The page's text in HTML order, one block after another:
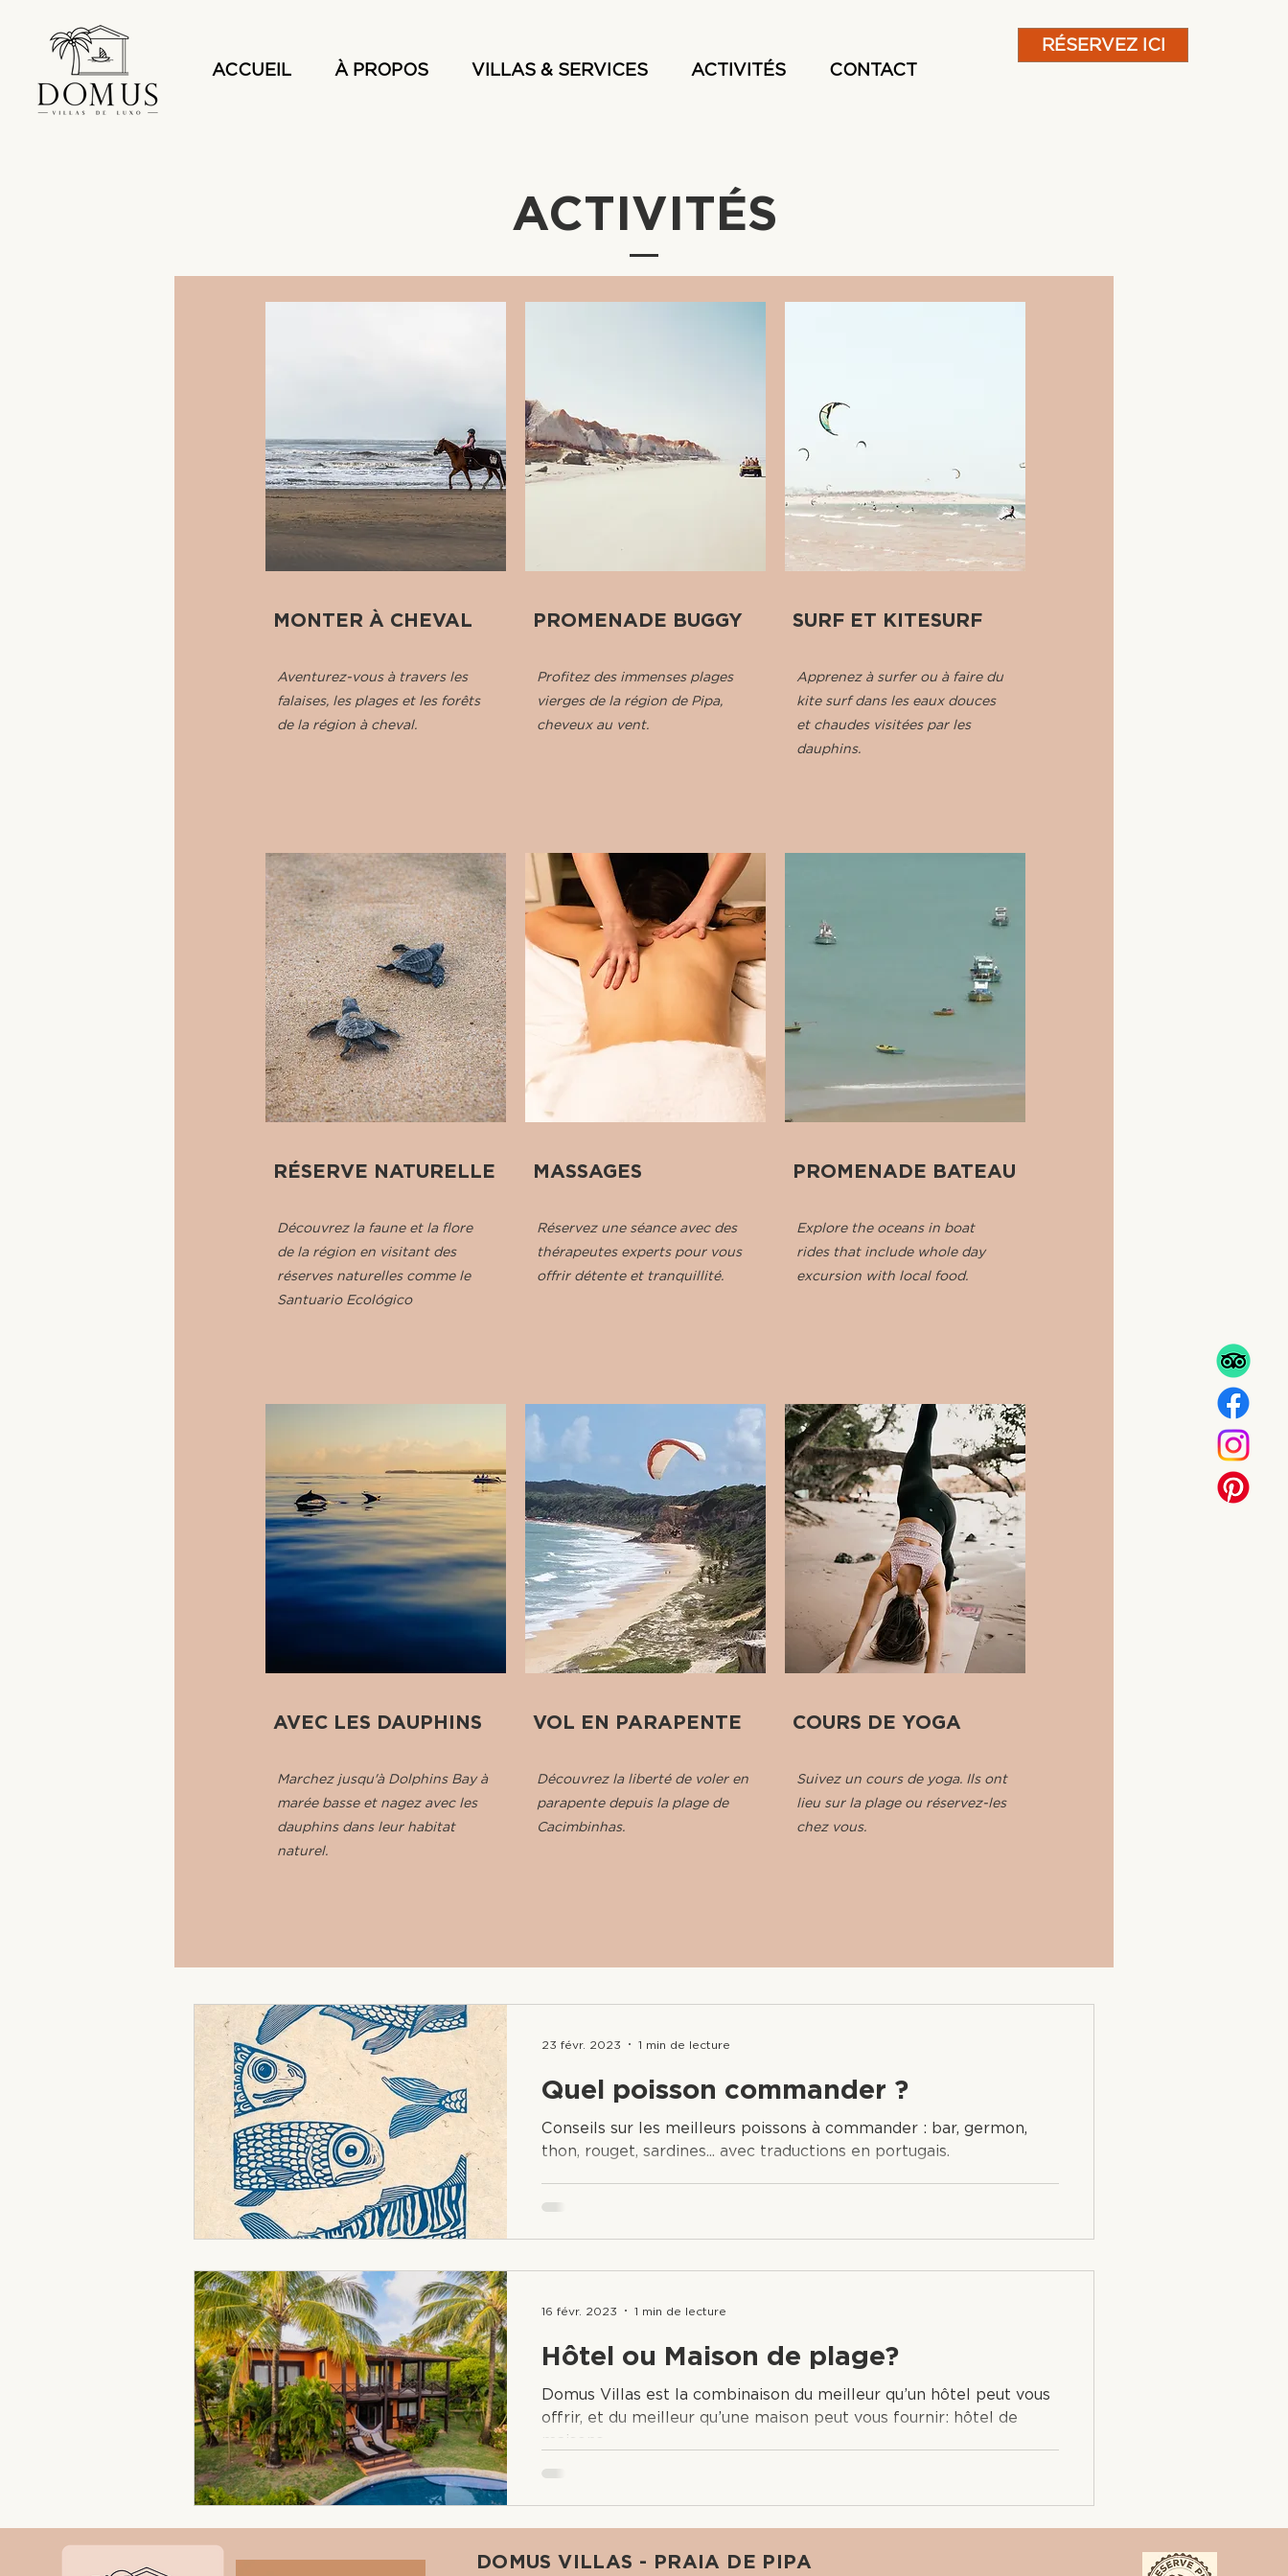
ACCUEIL À PROPOS VILLAS & SERVICES ACTIVITÉS CONTACT
RÉSERVEZ ICI
ACTIVITÉS
MONTER À CHEVAL
Aventurez-vous à travers les
falaises, les plages et les forêts
de la région à cheval.
RÉSERVE NATURELLE
Découvrez la faune et la flore
de la région en visitant des
réserves naturelles comme le
Santuario Ecológico
AVEC LES DAUPHINS
Marchez jusqu'à Dolphins Bay à
marée basse et nagez avec les
dauphins dans leur habitat
naturel.
PROMENADE BUGGY
Profitez des immenses plages
vierges de la région de Pipa,
cheveux au vent.
MASSAGES
Réservez une séance avec des
thérapeutes experts pour vous
offrir détente et tranquillité.
VOL EN PARAPENTE
Découvrez la liberté de voler en
parapente depuis la plage de
Cacimbinhas.
SURF ET KITESURF
Apprenez à surfer ou à faire du
kite surf dans les eaux douces
et chaudes visitées par les
dauphins.
PROMENADE BATEAU
Explore the oceans in boat
rides that include whole day
excursion with local food.
COURS DE YOGA
Suivez un cours de yoga. Ils ont
lieu sur la plage ou réservez-les
chez vous.
Quel poisson commander ?
Conseils sur les meilleurs poissons à commander : bar, germon,
thon, rouget, sardines... avec traductions en portugais.
23 févr. 2023 1 min de lecture
Hôtel ou Maison de plage?
Domus Villas est la combinaison du meilleur qu’un hôtel peut vous
offrir, et du meilleur qu’une maison peut vous fournir: hôtel de
maisons.
16 févr. 2023 1 min de lecture
DOMUS VILLAS - PRAIA DE PIPA